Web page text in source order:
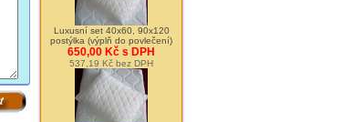
Luxusní set 40x60, 90x120
postýlka (výplň do povlečení)
650,00 Kč s DPH
537,19 Kč bez DPH